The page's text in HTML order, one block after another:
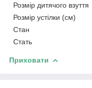
Розмір дитячого взуття
Розмір устілки (см)
Стан
Стать
Приховати